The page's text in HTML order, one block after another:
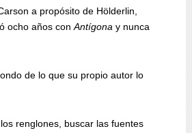
a propósito de Hölderlin,
ocho años con Antígona y nunca
de lo que su propio autor lo
renglones, buscar las fuentes